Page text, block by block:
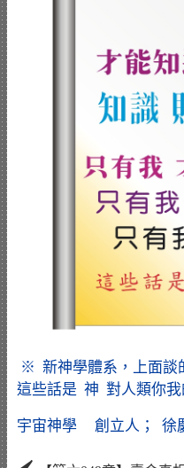
※ 新神學體系，上面談
這些話是 神 對人類你
宇宙神學 創立人； 徐